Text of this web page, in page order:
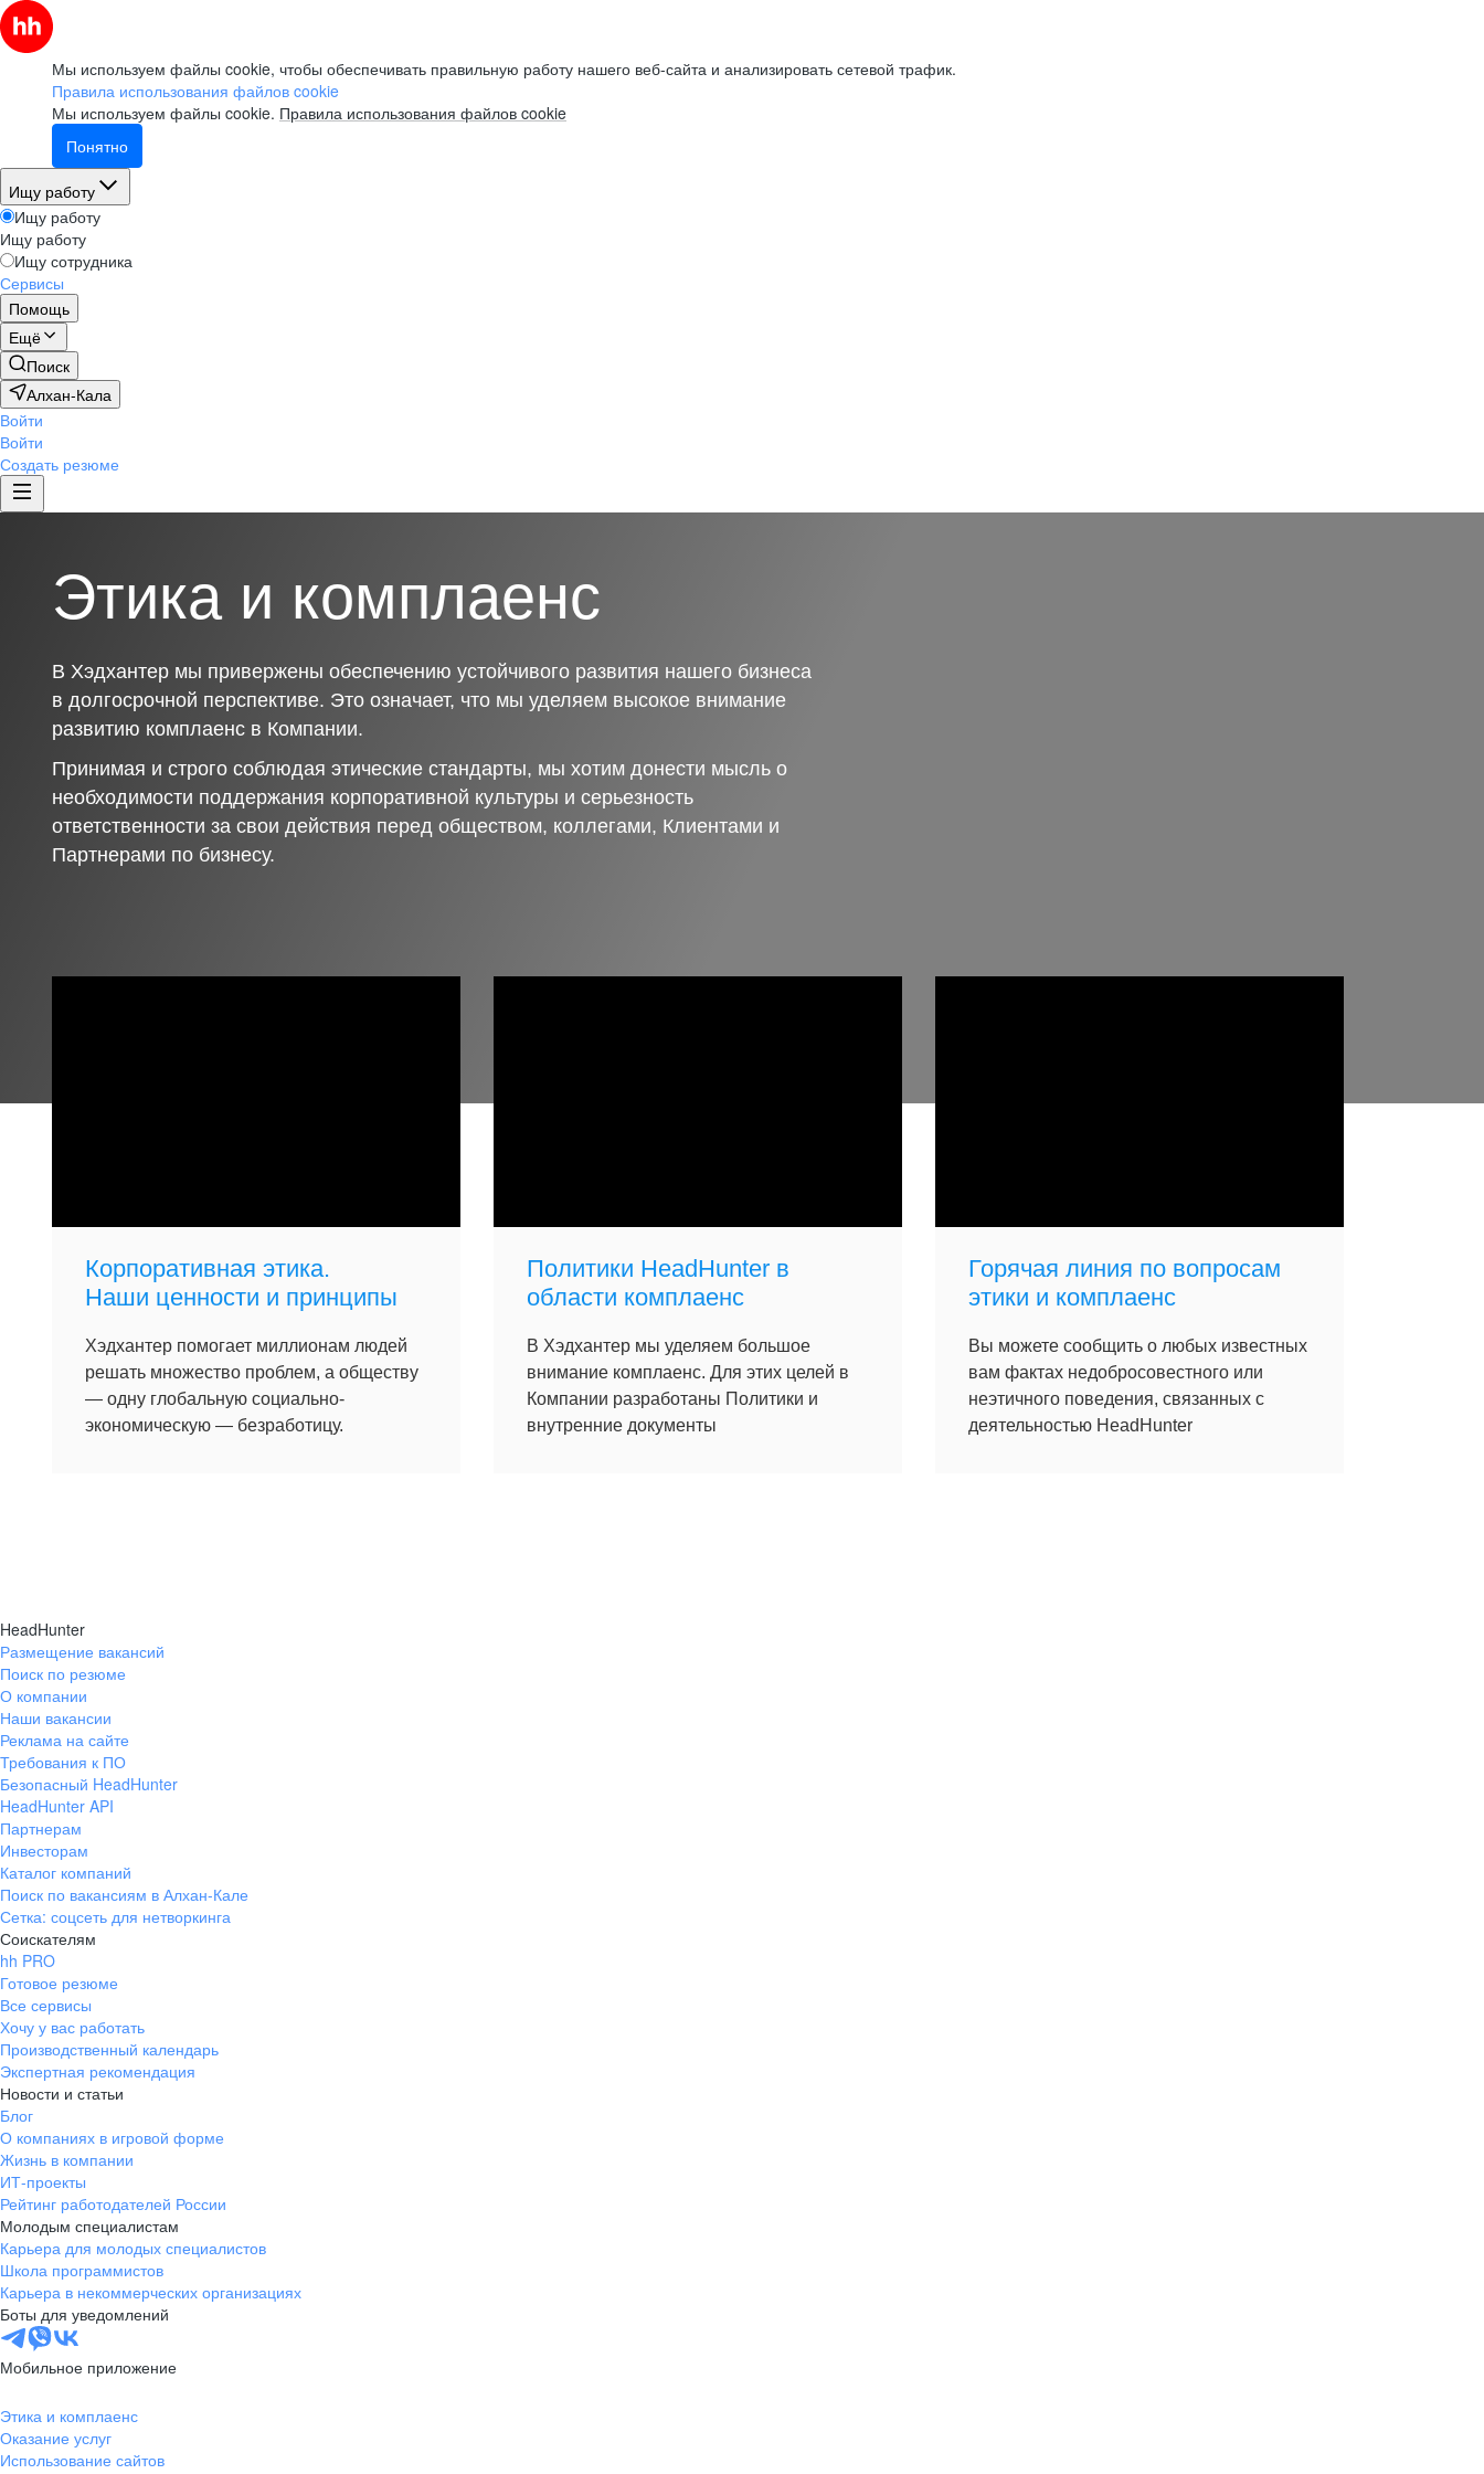
Мы используем файлы cookie, чтобы обеспечивать правильную работу нашего веб-сайта и анализировать сетевой трафик.
Правила использования файлов cookie
Мы используем файлы cookie. Правила использования файлов cookie
Понятно
Ищу работу
Ищу работу
Ищу работу
Ищу сотрудника
Сервисы
Помощь
Ещё
Поиск
Алхан-Кала
Войти
Войти
Создать резюме
Этика и комплаенс
В Хэдхантер мы привержены обеспечению устойчивого развития нашего бизнеса
в долгосрочной перспективе. Это означает, что мы уделяем высокое внимание
развитию комплаенс в Компании.
Принимая и строго соблюдая этические стандарты, мы хотим донести мысль о
необходимости поддержания корпоративной культуры и серьезность
ответственности за свои действия перед обществом, коллегами, Клиентами и
Партнерами по бизнесу.
Корпоративная этика.
Наши ценности и принципы
Хэдхантер помогает миллионам людей
решать множество проблем, а обществу
— одну глобальную социально-
экономическую — безработицу.
Политики HeadHunter в
области комплаенс
В Хэдхантер мы уделяем большое
внимание комплаенс. Для этих целей в
Компании разработаны Политики и
внутренние документы
Горячая линия по вопросам
этики и комплаенс
Вы можете сообщить о любых известных
вам фактах недобросовестного или
неэтичного поведения, связанных с
деятельностью HeadHunter
HeadHunter
Размещение вакансий
Поиск по резюме
О компании
Наши вакансии
Реклама на сайте
Требования к ПО
Безопасный HeadHunter
HeadHunter API
Партнерам
Инвесторам
Каталог компаний
Поиск по вакансиям в Алхан-Кале
Сетка: соцсеть для нетворкинга
Соискателям
hh PRO
Готовое резюме
Все сервисы
Хочу у вас работать
Производственный календарь
Экспертная рекомендация
Новости и статьи
Блог
О компаниях в игровой форме
Жизнь в компании
ИТ-проекты
Рейтинг работодателей России
Молодым специалистам
Карьера для молодых специалистов
Школа программистов
Карьера в некоммерческих организациях
Боты для уведомлений
Мобильное приложение
Этика и комплаенс
Оказание услуг
Использование сайтов